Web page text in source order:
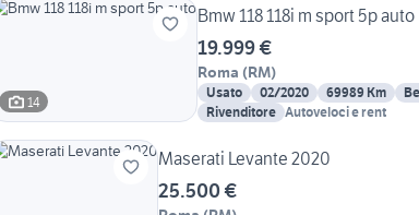
14
Bmw 118 118i m sport 5p auto
19.999 €
Roma (RM)
Usato 02/2020 69989 Km
Rivenditore Autoveloci e rent
Maserati Levante 2020
25.500 €